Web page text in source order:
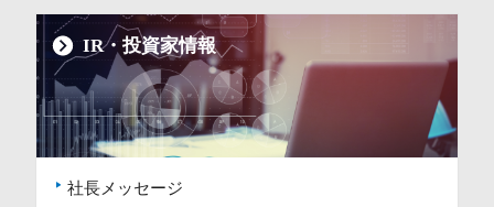
IR・投資家情報
社長メッセージ